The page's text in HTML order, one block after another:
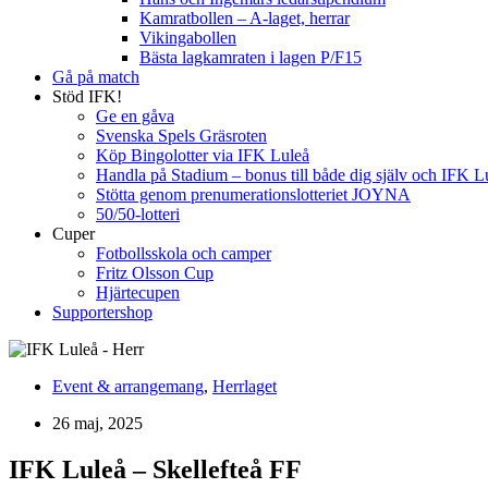
Kamratbollen – A-laget, herrar
Vikingabollen
Bästa lagkamraten i lagen P/F15
Gå på match
Stöd IFK!
Ge en gåva
Svenska Spels Gräsroten
Köp Bingolotter via IFK Luleå
Handla på Stadium – bonus till både dig själv och IFK
Stötta genom prenumerationslotteriet JOYNA
50/50-lotteri
Cuper
Fotbollsskola och camper
Fritz Olsson Cup
Hjärtecupen
Supportershop
Event & arrangemang, Herrlaget
26 maj, 2025
IFK Luleå – Skellefteå FF